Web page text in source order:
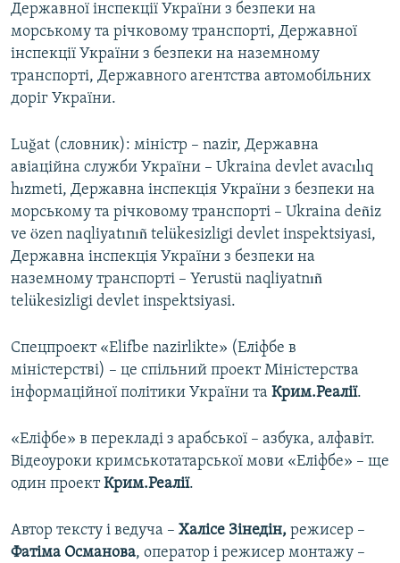
Державної інспекції України з безпеки на
морському та річковому транспорті, Державної
інспекції України з безпеки на наземному
транспорті, Державного агентства автомобільних
доріг України.
Luğat (словник): міністр – nazir, Державна
авіаційна служби України – Ukraina devlet avacılıq
hızmeti, Державна інспекція України з безпеки на
морському та річковому транспорті – Ukraina deñiz
ve özen naqliyatınıñ telükesizligi devlet inspektsiyasi,
Державна інспекція України з безпеки на
наземному транспорті – Yerustü naqliyatnıñ
telükesizligi devlet inspektsiyasi.
Спецпроект «Elifbe nazirlikte» (Еліфбе в
міністерстві) – це спільний проект Міністерства
інформаційної політики України та Крим.Реалії.
«Еліфбе» в перекладі з арабської – азбука, алфавіт.
Відеоуроки кримськотатарської мови «Еліфбе» – ще
один проектКрим.Реалії.
Автор тексту і ведуча – Халісе Зінедін, режисер –
Фатіма Османова, оператор і режисер монтажу –